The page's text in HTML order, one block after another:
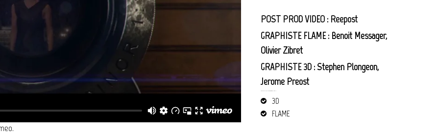
.
POST PROD VIDEO : Reepost
GRAPHISTE FLAME : Benoit Messager,
Olivier Zibret
GRAPHISTE 3D :Stephen Plongeon,
Jerome Preost
3D
FLAME